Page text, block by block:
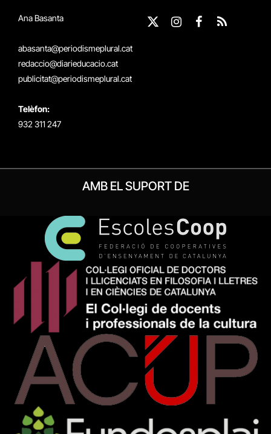
Ana Basanta
abasanta@periodismeplural.cat
redaccio@diarieducacio.cat
publicitat@periodismeplural.cat
Telèfon:
932 311 247
X
Instagram
Facebook
RSS
AMB EL SUPORT DE